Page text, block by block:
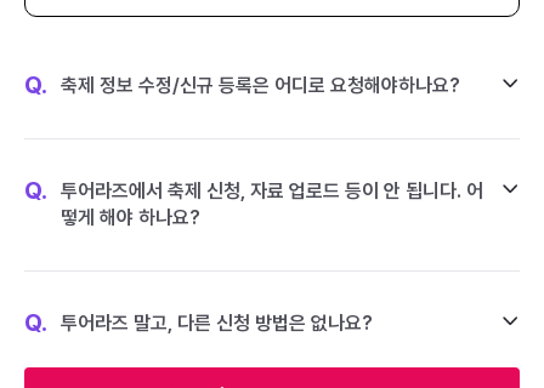
Q. 축제 정보 수정/신규 등록은 어디로 요청해야하나요?
Q.
투어라즈에서 축제 신청, 자료 업로드 등이 안 됩니다. 어
떻게 해야 하나요?
Q. 투어라즈 말고, 다른 신청 방법은 없나요?